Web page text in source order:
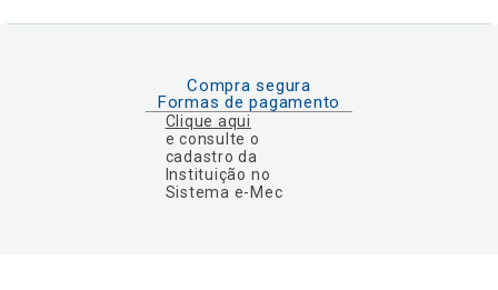
Compra segura
Formas de pagamento
Clique aqui
e consulte o
cadastro da
Instituição no
Sistema e-Mec